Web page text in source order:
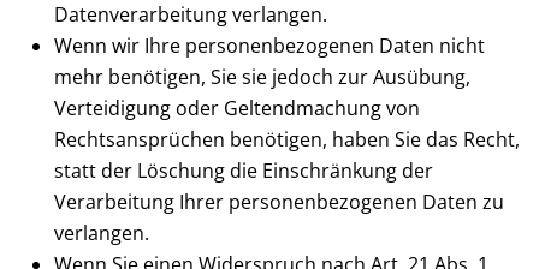
Datenverarbeitung verlangen.
Wenn wir Ihre personenbezogenen Daten nicht
mehr benötigen, Sie sie jedoch zur Ausübung,
Verteidigung oder Geltendmachung von
Rechtsansprüchen benötigen, haben Sie das Recht,
statt der Löschung die Einschränkung der
Verarbeitung Ihrer personenbezogenen Daten zu
verlangen.